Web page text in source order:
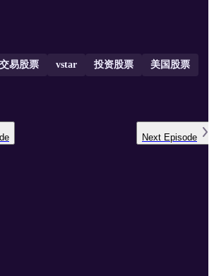
交易股票 vstar 投资股票 美国股票
Next Episode